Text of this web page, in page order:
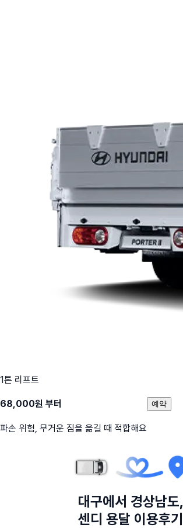
1톤 리프트
68,000원 부터
파손 위험, 무거운 짐을 옮길 때 적합해요
예약
대구에서 경상남도,
센디 용달 이용후기